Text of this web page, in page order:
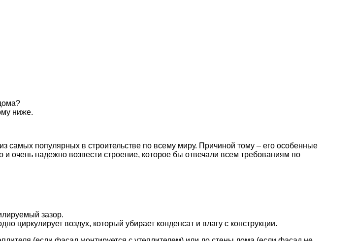
ниже.
популярных в строительстве по всему миру. Причиной тому – его особенные
очень надежно возвести строение, которое бы отвечали всем требованиям по
зазор.
циркулирует воздух, который убирает конденсат и влагу с конструкции.